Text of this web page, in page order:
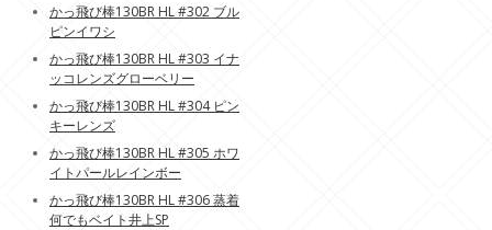
かっ飛び棒130BR HL #302 ブル
ピンイワシ
かっ飛び棒130BR HL #303 イナ
ッコレンズグローベリー
かっ飛び棒130BR HL #304 ピン
キーレンズ
かっ飛び棒130BR HL #305 ホワ
イトパールレインボー
かっ飛び棒130BR HL #306 蒸着
何でもベイト井上SP